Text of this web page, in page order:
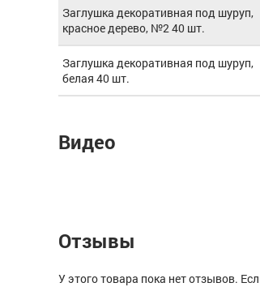
Заглушка декоративная под шуруп,
красное дерево, №2 40 шт.
Заглушка декоративная под шуруп,
белая 40 шт.
Видео
Отзывы
У этого товара пока нет отзывов.